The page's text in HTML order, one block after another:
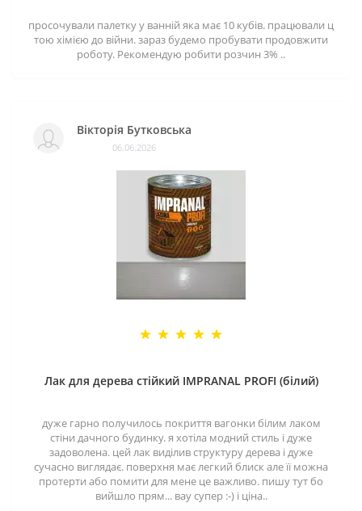
просочували палетку у ванній яка має 10 кубів. працювали ц
тою хімією до війни. зараз будемо пробувати продовжити
роботу. Рекомендую робити розчин 3% ..
Вікторія Бутковська
06.06.2026
Лак для дерева стійкий IMPRANAL PROFI (білий)
дуже гарно получилось покриття вагонки білим лаком
стіни дачного будинку. я хотіла модний стиль і дуже
задоволена. цей лак виділив структуру дерева і дуже
сучасно виглядає. поверхня має легкий блиск але її можна
протерти або помити для мене це важливо. пишу тут бо
вийшло прям... вау супер :-) і ціна..